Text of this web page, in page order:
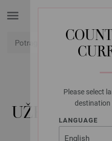
Please select
destination
LANGUAGE
LANA
UŽE ZA
50